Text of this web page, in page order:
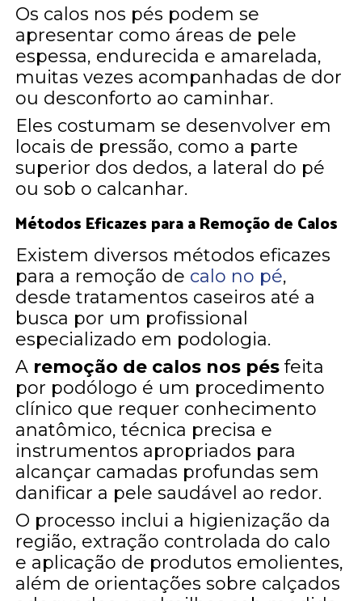
Os calos nos pés podem se
apresentar como áreas de pele
espessa, endurecida e amarelada,
muitas vezes acompanhadas de dor
ou desconforto ao caminhar.
Eles costumam se desenvolver em
locais de pressão, como a parte
superior dos dedos, a lateral do pé
ou sob o calcanhar.
Métodos Eficazes para a Remoção de Calos
Existem diversos métodos eficazes
para a remoção de calo no pé,
desde tratamentos caseiros até a
busca por um profissional
especializado em podologia.
A remoção de calos nos pés feita
por podólogo é um procedimento
clínico que requer conhecimento
anatômico, técnica precisa e
instrumentos apropriados para
alcançar camadas profundas sem
danificar a pele saudável ao redor.
O processo inclui a higienização da
região, extração controlada do calo
e aplicação de produtos emolientes,
além de orientações sobre calçados